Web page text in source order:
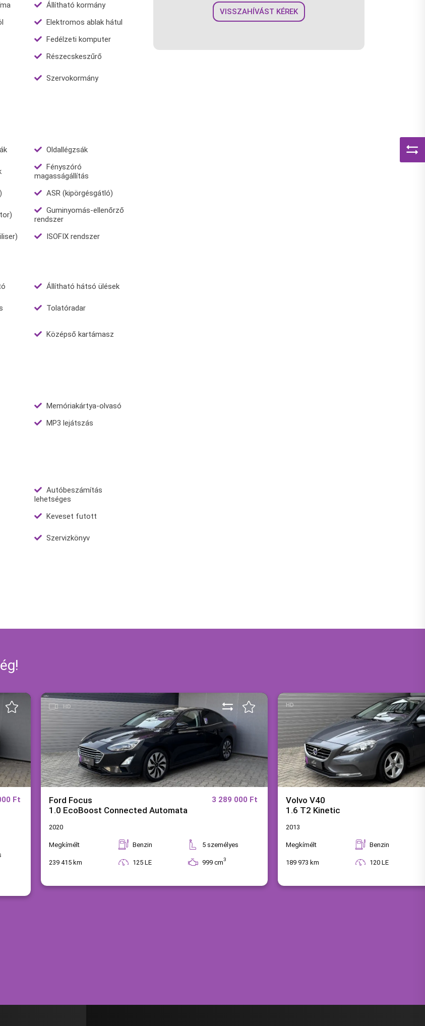
Állítható kormány
Elektromos ablak hátul
Fedélzeti komputer
Részecskeszűrő
Szervokormány
Oldallégzsák
Fényszóró
magasságállítás
ASR (kipörgésgátló)
Guminyomás-ellenőrző
rendszer
ISOFIX rendszer
Állítható hátsó ülések
Tolatóradar
Középső kartámasz
Memóriakártya-olvasó
MP3 lejátszás
Autóbeszámítás
lehetséges
Keveset futott
Szervizkönyv
VISSZAHÍVÁST KÉREK
Ft
HD
Ford Focus
1.0 EcoBoost Connected Automata
3 289 000 Ft
2020
Megkímélt
239 415 km
Benzin
125 LE
5 személyes
999 cm3
HD
Volvo V40
1.6 T2 Kinetic
2013
Megkímélt
189 973 km
Benzin
120 LE